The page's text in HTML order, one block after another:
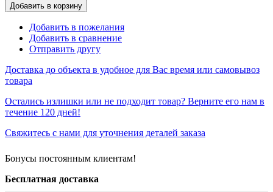
Добавить в корзину
Добавить в пожелания
Добавить в сравнение
Отправить другу
Доставка до объекта в удобное для Вас время или самовывоз
товара
Остались излишки или не подходит товар? Верните его нам в
течение 120 дней!
Свяжитесь с нами для уточнения деталей заказа
Бонусы постоянным клиентам!
Бесплатная доставка